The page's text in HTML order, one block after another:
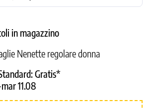
in magazzino
Nenette regolare donna
Gratis*
11.08